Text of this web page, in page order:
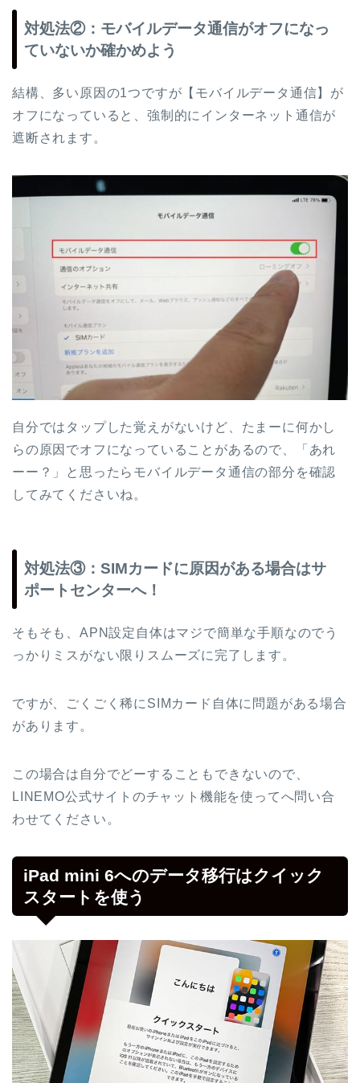
対処法②：モバイルデータ通信がオフになっ
ていないか確かめよう
結構、多い原因の1つですが【モバイルデータ通信】が
オフになっていると、強制的にインターネット通信が
遮断されます。
自分ではタップした覚えがないけど、たまーに何かし
らの原因でオフになっていることがあるので、「あれ
ーー？」と思ったらモバイルデータ通信の部分を確認
してみてくださいね。
対処法③：SIMカードに原因がある場合はサ
ポートセンターへ！
そもそも、APN設定自体はマジで簡単な手順なのでう
っかりミスがない限りスムーズに完了します。
ですが、ごくごく稀にSIMカード自体に問題がある場合
があります。
この場合は自分でどーすることもできないので、
LINEMO公式サイトのチャット機能を使ってへ問い合
わせてください。
iPad mini 6へのデータ移行はクイック
スタートを使う